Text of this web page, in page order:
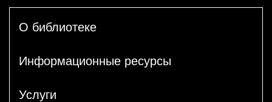
О библиотеке
Информационные ресурсы
Услуги